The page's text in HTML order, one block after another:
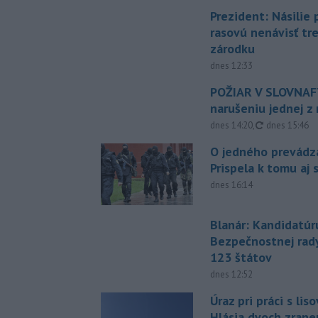
Prezident: Násilie
rasovú nenávisť
zárodku
dnes 12:33
POŽIAR V
narušeniu jednej z
dnes 14:20, aktualizované
dnes 15:46
O jedného
Prispela k tomu aj
dnes 16:14
Blanár:
Bezpečnostnej
123 štátov
dnes 12:52
Úraz pri práci s